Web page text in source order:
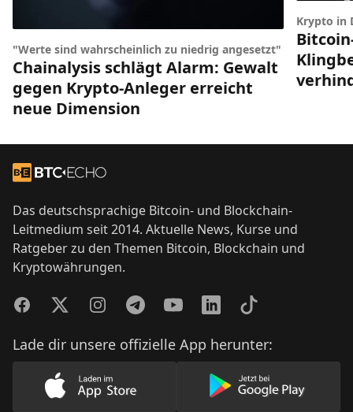
"Werte sind wahrscheinlich zu niedrig angesetzt"
Chainalysis schlägt Alarm: Gewalt
gegen Krypto-Anleger erreicht
neue Dimension
Krypto in
Zur Startseite
Das deutschsprachige Bitcoin- und Blockchain-
Leitmedium seit 2014. Aktuelle News, Kurse und
Ratgeber zu den Themen Bitcoin, Blockchain und
Kryptowährungen.
FacebookTwitterInstagramTelegramYouTubeLinkedInTikTok
Lade dir unsere offizielle App herunter:
Lade unsere App im AppStore herunter
Lade unsere